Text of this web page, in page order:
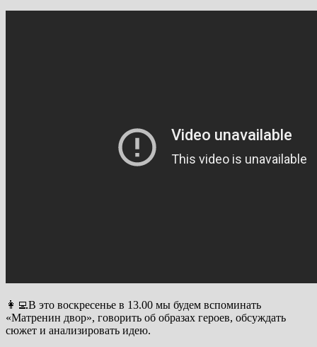
👩‍💻В это воскресенье в 13.00 мы будем вспоминать
«Матренин двор», говорить об образах героев, обсуждать
сюжет и анализировать идею.